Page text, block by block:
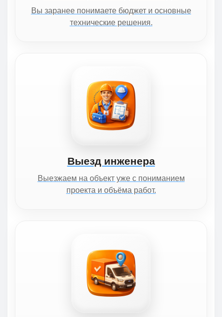
Вы заранее понимаете бюджет и основные
технические решения.
Выезд инженера
Выезжаем на объект уже с пониманием
проекта и объёма работ.